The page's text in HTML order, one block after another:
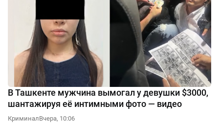
В Ташкенте мужчина вымогал у девушки $3000,
шантажируя её интимными фото — видео
КриминалВчера, 10:06